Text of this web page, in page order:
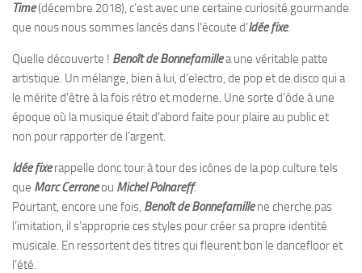
Time(décembre 2018), c’est avec une certaine curiosité gourmande
que nous nous sommes lancés dans l’écoute d’Idée fixe.
Quelle découverte ! Benoît de Bonnefamillea une véritable patte
artistique. Un mélange, bien à lui, d’electro, de pop et de disco qui a
le mérite d’être à la fois rétro et moderne. Une sorte d’ôde à une
époque où la musique était d’abord faite pour plaire au public et
non pour rapporter de l’argent.
Idée fixerappelle donc tour à tour des icônes de la pop culture tels
que Marc Cerroneou Michel Polnareff.
Pourtant, encore une fois, Benoît de Bonnefamillene cherche pas
l’imitation, il s’approprie ces styles pour créer sa propre identité
musicale. En ressortent des titres qui fleurent bon le dancefloor et
l’été.